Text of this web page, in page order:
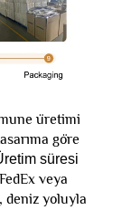
üretimi
göre
süresi
veya
, deniz yoluyla